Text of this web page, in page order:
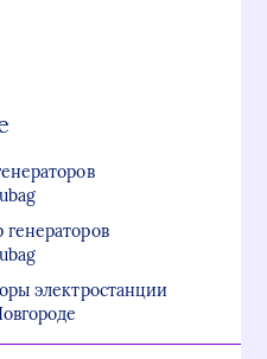
электростанции